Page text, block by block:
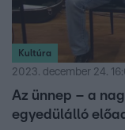
Kultúra
2023. december 24.
Az ünnep – a
egyedülálló